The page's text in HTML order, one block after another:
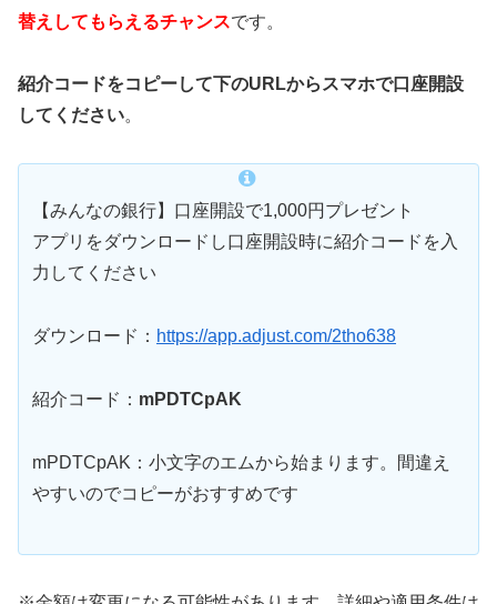
替えしてもらえるチャンスです。
紹介コードをコピーして下のURLからスマホで口座開設
してください。
【みんなの銀行】口座開設で1,000円プレゼント
アプリをダウンロードし口座開設時に紹介コードを入
力してください
ダウンロード： https://app.adjust.com/2tho638
紹介コード： mPDTCpAK
mPDTCpAK：小文字のエムから始まります。間違え
やすいのでコピーがおすすめです